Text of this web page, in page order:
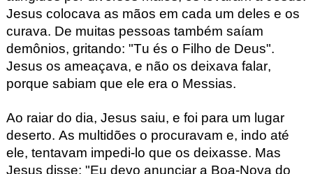
Jesus colocava as mãos em cada um deles e os
curava. De muitas pessoas também saíam
demônios, gritando: "Tu és o Filho de Deus".
Jesus os ameaçava, e não os deixava falar,
porque sabiam que ele era o Messias.
Ao raiar do dia, Jesus saiu, e foi para um lugar
deserto. As multidões o procuravam e, indo até
ele, tentavam impedi-lo que os deixasse. Mas
Jesus disse: "Eu devo anunciar a Boa-Nova do